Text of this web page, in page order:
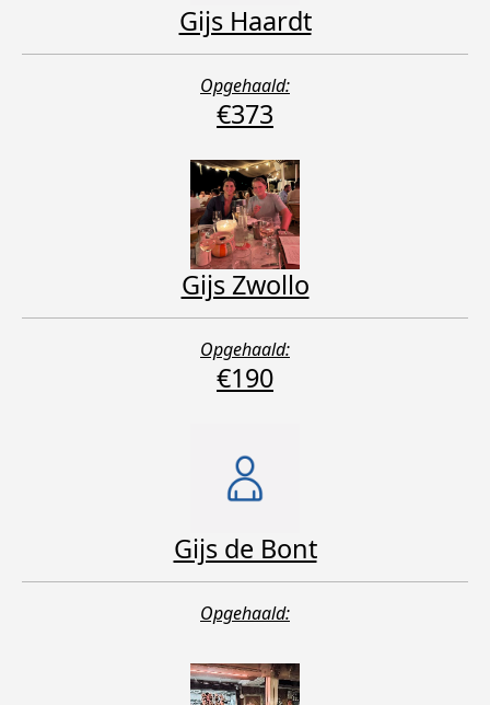
Gijs Haardt
Opgehaald:
€373
Gijs Zwollo
Opgehaald:
€190
Gijs de Bont
Opgehaald: